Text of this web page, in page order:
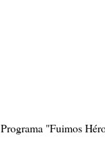
Programa "Fuimos